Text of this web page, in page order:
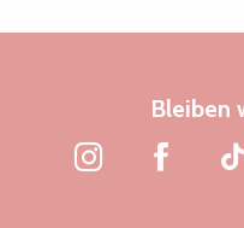
Bleiben